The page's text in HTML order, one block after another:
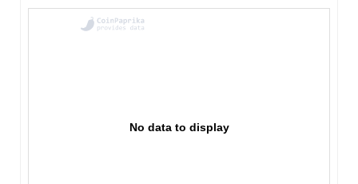
No data to display